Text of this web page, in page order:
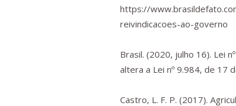
https://
reivindicacoes-ao-governo
Brasil. (2020, julho 16). Lei
altera a Lei nº 9.984, de 17
Castro, L. F. P. (2017).